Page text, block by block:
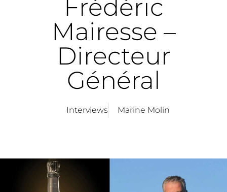
Frédéric
Mairesse –
Directeur
Général
Interviews Marine Molin